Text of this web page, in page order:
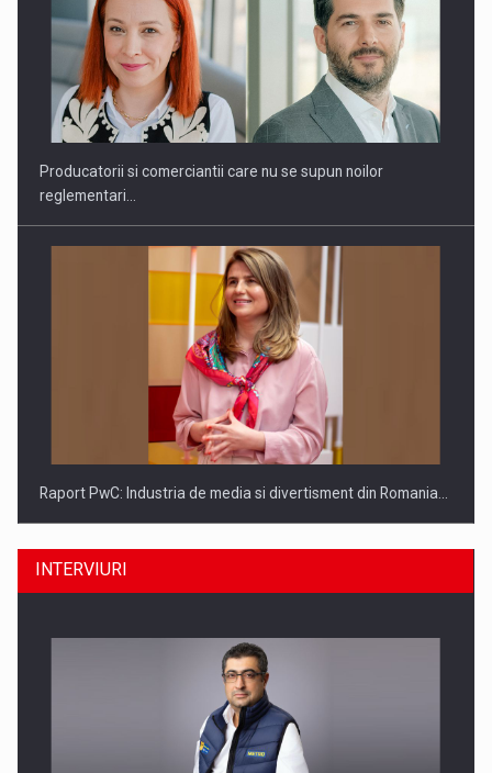
Webinar - Business Evolution-RETHINK STRATEGY-Finantare
Investitii Digitalizare
Producatorii si comerciantii care nu se supun noilor
reglementari…
Raport PwC: Industria de media si divertisment din Romania…
INTERVIURI